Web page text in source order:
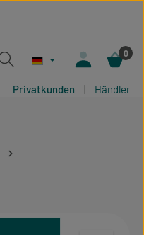
0
Privatkunden | Händler